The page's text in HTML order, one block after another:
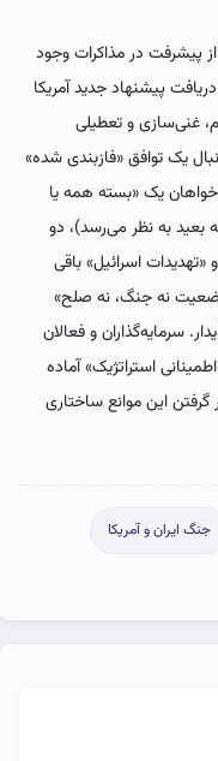
پیشرفت در مذاکرات وجود
پیشنهاد جدید آمریکا
غنی‌سازی و تعطیلی
یک توافق «فازبندی شده»
خواهان یک «بسته همه یا
به نظر می‌رسد)، دو
«تهدیدات اسرائیل» باقی
وضعیت نه جنگ، نه صلح»
سرمایه‌گذاران و فعالان
استراتژیک» آماده
گرفتن این موانع ساختاری
جنگ ایران و آمریکا